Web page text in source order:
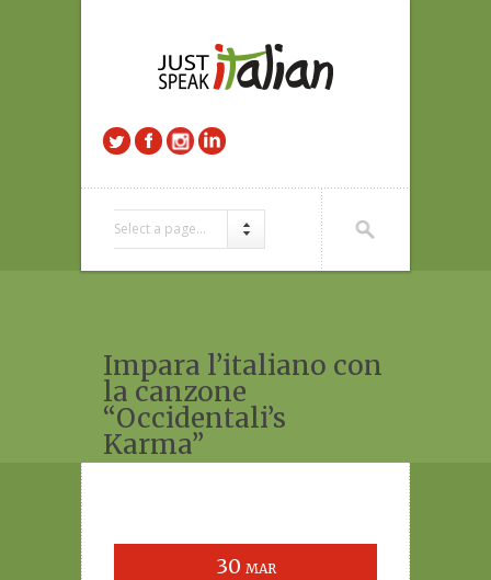
Select a page...
Impara l’italiano con
la canzone
“Occidentali’s
Karma”
30 MAR